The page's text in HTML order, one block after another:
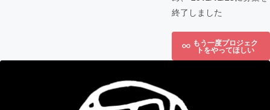
終了しました
もう一度プロジェク
トをやってほしい